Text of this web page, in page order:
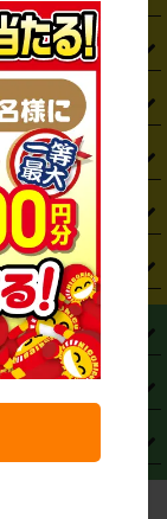
県 ・山形県
千葉県 ・
県 ・岐阜県
県 ・大阪府
奈良県 ・三重県
県 ・徳島県
県 ・長崎県
沖縄県
駅 東京駅
柏駅 ・名古屋駅
駅 ・博多駅
港
ワゴン・セダン
ンボックス
ン等)
ドレンタル
補償プラス
時間外返却サービス
・ご利用案内